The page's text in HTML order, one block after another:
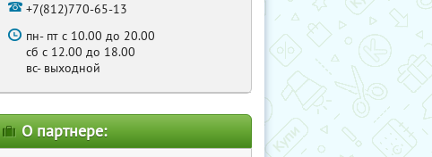
+7(812)770-65-13
пн- пт с 10.00 до 20.00
сб с 12.00 до 18.00
вс- выходной
О партнере: